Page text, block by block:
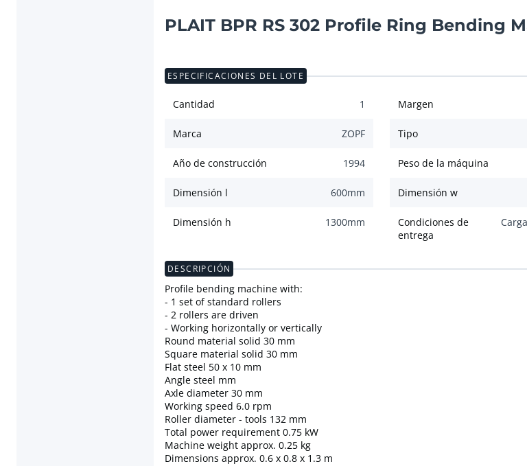
PLAIT BPR RS 302 Profile Ring Bending
ESPECIFICACIONES DEL LOTE
Cantidad 1 Margen
Marca ZOPF Tipo
Año de construcción 1994 Peso de la máquina
Dimensión l 600mm Dimensión w
Dimensión h 1300mm
Condiciones de
entrega
DESCRIPCIÓN
Profile bending machine with:
- 1 set of standard rollers
- 2 rollers are driven
- Working horizontally or vertically
Round material solid 30 mm
Square material solid 30 mm
Flat steel 50 x 10 mm
Angle steel mm
Axle diameter 30 mm
Working speed 6.0 rpm
Roller diameter - tools 132 mm
Total power requirement 0.75 kW
Machine weight approx. 0.25 kg
Dimensions approx. 0.6 x 0.8 x 1.3 m